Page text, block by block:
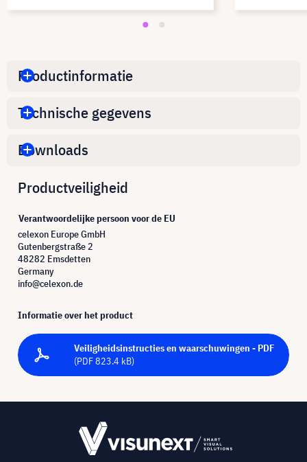
Productinformatie
Technische gegevens
Downloads
Productveiligheid
Verantwoordelijke persoon voor de EU
celexon Europe GmbH
Gutenbergstraße 2
48282 Emsdetten
Germany
info@celexon.de
Informatie over het product
Veiligheidsinstructies en waarschuwingen - PDF
(PDF 823.4 kB)